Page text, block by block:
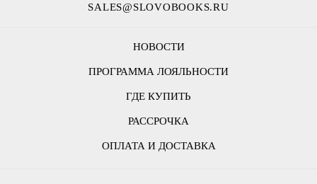
НОВОСТИ
ПРОГРАММА ЛОЯЛЬНОСТИ
ГДЕ КУПИТЬ
РАССРОЧКА
ОПЛАТА И ДОСТАВКА
SALES@SLOVOBOOKS.RU